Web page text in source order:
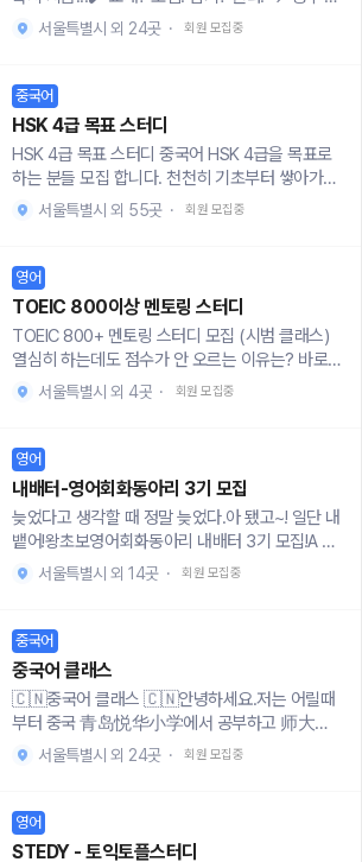
이징, 상하이, 하얼빈, 칭다오 등 중국 여러 도시를
있습니다. 중국에 대한 궁금증, 저에게 마음껏 물어
보세요!관심 있으신 분들은 아래 링크를 통해 지금
바로 지원해주세요!✍️ 스터디 지원하기: https://f
orms.gle/95z7PfSE3sjB8reT7기타 궁금한 점
은 언제든지 아래 오픈채팅으로 문의 바랍니다.💬
문의하기: https://open.kakao.com/o/sybTPv
MHE0
영어도 향상시키고 싶으신 분들과 함께 하고 싶습
니다~^^😊🤗🙏현재 모임 진행중입니다~^^😊
말고 '문화생활' 하듯이 영어 하고 싶다면?✔️ 미드
장 어색해요..." → Listening & Speaking 감각 같
이 UP 시킬 Mate 찾는다면?MidTalk (미드톡)은
좋아하는 미드 속 '찐' 실생활 영어, Cheating 말고
Chilling 하면서 정복하는 Fun & Real 회화 모임이
에요!🙋🏻‍♀️MidTalk 이렇게 활동해요!🎬 최애 미드/
명장면 정주행 '의무' → '취미생활'로 시청. 지루할
& Real 표현 분석 교재엔 절대 없는 '요즘 애들 쓰
는' 표현, 바로 GET!💡 Speaking & Grammar 스
터디 어려운 문법? No. 회화에 바로 써먹는 실전
문법만!👂 자막 OFF/ON 챌린지 리스닝 감각 Chall
이런 사람 강추!- 영어 재미 없으면 못 하는 스타일
표현을 익히고 싶은 사람- 자신 있게 말하기 결국
기세!- 딱딱한 스터디보다 편하고 즐거운 분위기의
스터디🗓 모집 내용모집 나이: 20세 ~ 26세 대학
생, 휴학생, 졸업생 모집 인원: 20명모집 기간: 202
5.09.20 ~ 2025.12.31 운영 방식: 격주 1회 오프
라인 모임 📌 지원은 여기서! https://forms.gle/d
서울특별시 외 24곳 · 회원 모집중
중국어
HSK 4급 목표 스터디
HSK 4급 목표 스터디 중국어 HSK 4급을 목표로
하는 분들 모집 합니다. 천천히 기초부터 쌓아가고
됩니다. 다만 열심히 참여하고 스터디 물 흐리지 말
니다. 많은 지원 바랍니다
서울특별시 외 55곳 · 회원 모집중
영어
TOEIC 800이상 멘토링 스터디
TOEIC 800+ 멘토링 스터디 모집 (시범 클래스)
열심히 하는데도 점수가 안 오르는 이유는? 바로
"본인에게 맞는 전략 없이 공부하기 때문"입니다.
링 포인트]- 개인별 약점 진단 - 맞춤 전략 제공 -
실전에서 통하는 학습법 제공[멘토 소개]- 수능·평
가원 모의고사 전 과목 1등급- TOEIC 980+ (LC
만점)- 다년간 토익 전문 과외 및 커리큘럼 개발 경
험 [수업 내용]- 개인별 점수 분석 & 효율적인 어
휘 암기법 - LC 고득점 전략 : 노트테이킹 & 집중
서울 시내 스터디룸 비용: 무료 (시범 클래스) [이
런 분께 추천!]- 열심히 공부하지만 점수가 정체된
분 - 시험 시간 단축이 절실한 분 - 단기간에 점수
가 필요한 취업·승진 준비생 - 700~900점대에서
s://simplistic-vault-53d.notion.site/TOEIC-8
3?pvs=143[신청 & 문의]- 신청: https://forms.
gle/gQrMT2yayeqyoYYV7- 문의: https://ope
서울특별시 외 4곳 · 회원 모집중
영어
내배터-영어회화동아리 3기 모집
늦었다고 생각할 때 정말 늦었다.아 됐고~! 일단 내
뱉어!왕초보영어회화동아리 내배터 3기 모집!A be
tter English Club, NeBetter!🍒ABOUT US 우리
모지만 탄탄하게 알짜배기 운영하고 있는내배터와
함께 하고 싶으면 지원해줘!문의 : https://open.k
akao.com/o/sra6IgLh인스타 : @ne_better🥧
JOIN USa. 20대면 누구나b. 주1회 평일 오전or오
후 or 토 참여한 사람c. 서울 문래, 상수가 멀지 않
은분! (힙한곳에 가야 영어할 맛이 나지ㅎㅎ)You g
955f-f1a93b539574
서울특별시 외 14곳 · 회원 모집중
중국어
중국어 클래스
🇨🇳중국어 클래스 🇨🇳안녕하세요.저는 어릴때
부터 중국 青岛悦华小学에서 공부하고 师大附
中에서 중고등학교 졸업하였습니다. 현재는 북경
원 계약 전에 수업 진행하며 커리큘럼 보완하고자
합니다.🤔🎓경력HSK 6급 291점💎수업• 중국 현
서울특별시 외 24곳 · 회원 모집중
영어
STEDY - 토익토플스터디